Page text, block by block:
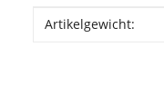
Produkteigenschaft
Wert
Artikelgewicht: